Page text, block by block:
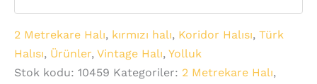
2 Metrekare Halı, kırmızı halı, Koridor Halısı, Türk
Halısı, Ürünler, Vintage Halı, Yolluk
Stok kodu: 10459 Kategoriler: 2 Metrekare Halı,